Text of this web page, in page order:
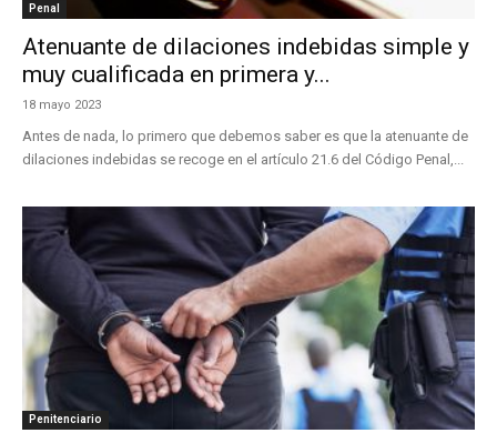
Penal
Atenuante de dilaciones indebidas simple y
muy cualificada en primera y...
18 mayo 2023
Antes de nada, lo primero que debemos saber es que la atenuante de
dilaciones indebidas se recoge en el artículo 21.6 del Código Penal,...
Penitenciario